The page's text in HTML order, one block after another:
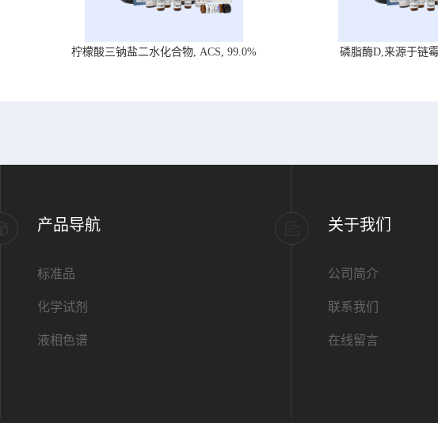
柠檬酸三钠盐二水化合物, ACS, 99.0% 磷脂酶D,来源于链
产品导航
标准品
化学试剂
液相色谱
关于我们
公司简介
联系我们
在线留言